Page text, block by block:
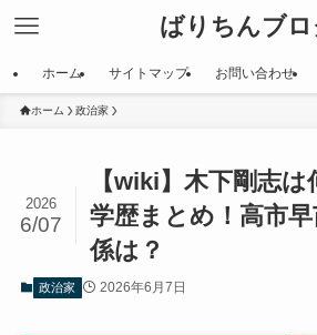
ばりちんブ
ホーム サイトマップ お問い合わせ
ホーム 政治家
【wiki】木下剛志は
学歴まとめ！高市
係は？
2026
6/07
政治家 2026年6月7日